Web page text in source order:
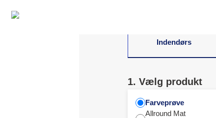
Indendørs
1. Vælg produkt
Farveprøve
Allround Mat